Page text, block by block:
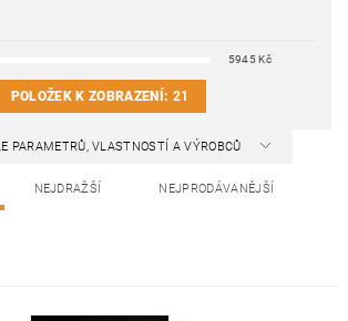
5945Kč
POLOŽEK K ZOBRAZENÍ: 21
PARAMETRŮ, VLASTNOSTÍ A VÝROBCŮ
NEJDRAŽŠÍ NEJPRODÁVANĚJŠÍ